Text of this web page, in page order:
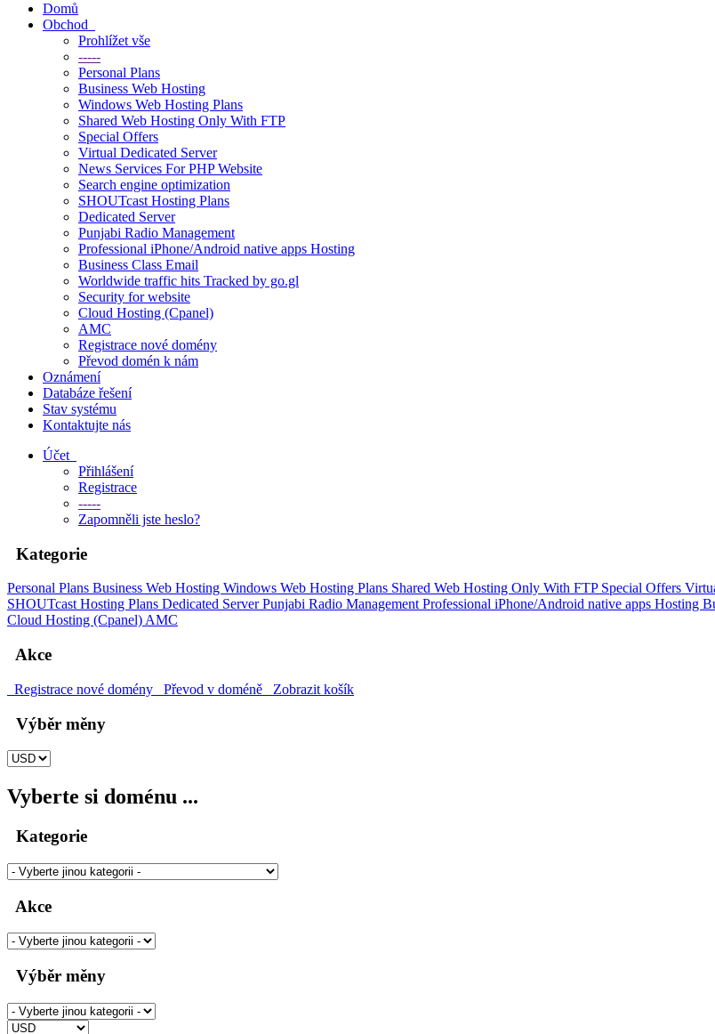
Domů
Obchod
Prohlížet vše
-----
Personal Plans
Business Web Hosting
Windows Web Hosting Plans
Shared Web Hosting Only With FTP
Special Offers
Virtual Dedicated Server
News Services For PHP Website
Search engine optimization
SHOUTcast Hosting Plans
Dedicated Server
Punjabi Radio Management
Professional iPhone/Android native apps Hosting
Business Class Email
Worldwide traffic hits Tracked by go.gl
Security for website
Cloud Hosting (Cpanel)
AMC
Registrace nové domény
Převod domén k nám
Oznámení
Databáze řešení
Stav systému
Kontaktujte nás
Účet
Přihlášení
Registrace
-----
Zapomněli jste heslo?
Kategorie
Personal Plans Business Web Hosting Windows Web Hosting Plans Shared Web Hosting Only With FTP Special Offers
SHOUTcast Hosting Plans Dedicated ServerPunjabi Radio ManagementProfessional iPhone/Android native apps Hosting
Cloud Hosting (Cpanel)AMC
Akce
Registrace nové domény Převod v doméně Zobrazit košík
Výběr měny
Vyberte si doménu ...
Kategorie
Akce
Výběr měny